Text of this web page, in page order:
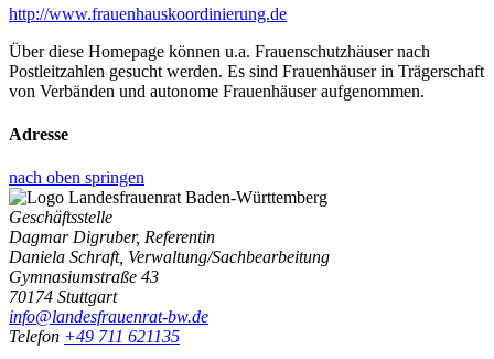
http://www.frauenhauskoordinierung.de
Über diese Homepage können u.a. Frauenschutzhäuser nach
Postleitzahlen gesucht werden. Es sind Frauenhäuser in Trägerschaft
von Verbänden und autonome Frauenhäuser aufgenommen.
Adresse
nach oben springen
Geschäftsstelle
Dagmar Digruber, Referentin
Daniela Schraft, Verwaltung/Sachbearbeitung
Gymnasiumstraße 43
70174 Stuttgart
info@landesfrauenrat-bw.de
Telefon +49 711 621135